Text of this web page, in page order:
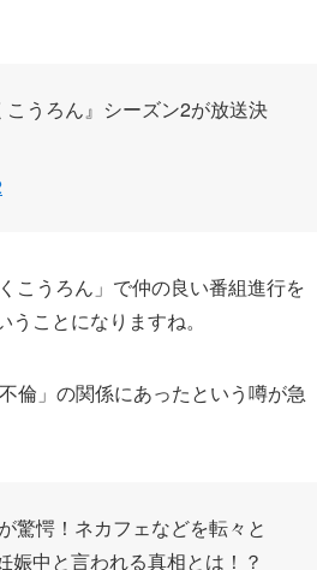
うろん』シーズン2が放送決
こうろん」で仲の良い番組進行を
ことになりますね。
倫」の関係にあったという噂が急
驚愕！ネカフェなどを転々と
中と言われる真相とは！？